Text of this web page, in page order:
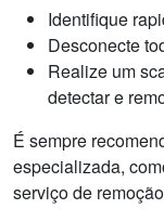
Identifique
Desconecte
Realize um
detectar e
É sempre
especializada,
serviço de